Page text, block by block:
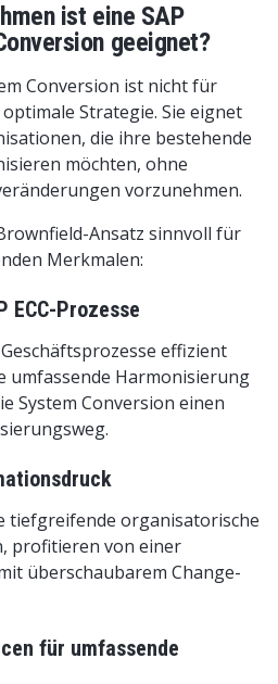
ist eine SAP
geeignet?
Conversion ist nicht für
Strategie. Sie eignet
die ihre bestehende
möchten, ohne
vorzunehmen.
Ansatz sinnvoll für
Merkmalen:
ECC-Prozesse
effizient
umfassende Harmonisierung
System Conversion einen
tiefgreifende organisatorische
profitieren von einer
überschaubarem Change-
für umfassende